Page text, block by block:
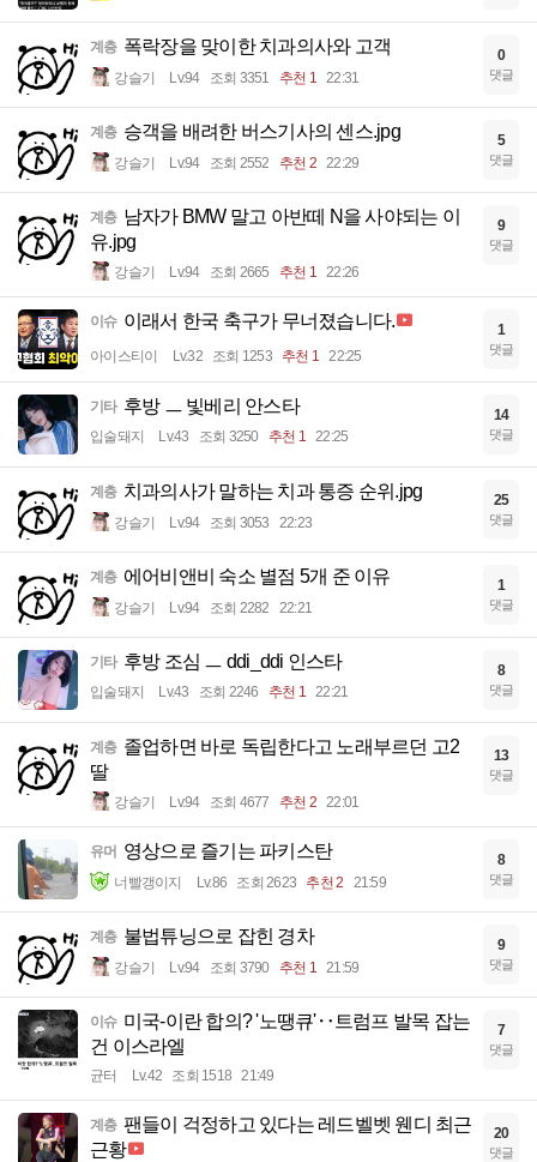
계층 폭락장을 맞이한 치과의사와 고객
강슬기 Lv.94 조회 3351 추천 1 22:31
0
댓글
계층 승객을 배려한 버스기사의 센스.jpg
강슬기 Lv.94 조회 2552 추천 2 22:29
5
댓글
계층 남자가 BMW 말고 아반떼 N을 사야되는 이
유.jpg
강슬기 Lv.94 조회 2665 추천 1 22:26
9
댓글
이슈 이래서 한국 축구가 무너졌습니다.
아이스티이 Lv.32 조회 1253 추천 1 22:25
1
댓글
기타 후방 ㅡ 빛베리 안스타
입술돼지 Lv.43 조회 3250 추천 1 22:25
14
댓글
계층 치과의사가 말하는 치과 통증 순위.jpg
강슬기 Lv.94 조회 3053 22:23
25
댓글
계층 에어비앤비 숙소 별점 5개 준 이유
강슬기 Lv.94 조회 2282 22:21
1
댓글
기타 후방 조심 ㅡ ddi_ddi 인스타
입술돼지 Lv.43 조회 2246 추천 1 22:21
8
댓글
계층 졸업하면 바로 독립한다고 노래부르던 고2
딸
강슬기 Lv.94 조회 4677 추천 2 22:01
13
댓글
유머 영상으로 즐기는 파키스탄
너빨갱이지 Lv.86 조회 2623 추천 2 21:59
8
댓글
계층 불법튜닝으로 잡힌 경차
강슬기 Lv.94 조회 3790 추천 1 21:59
9
댓글
이슈 미국-이란 합의? '노땡큐'‥트럼프 발목 잡는
건 이스라엘
균터 Lv.42 조회 1518 21:49
7
댓글
계층 팬들이 걱정하고 있다는 레드벨벳 웬디 최근
근황
20
댓글